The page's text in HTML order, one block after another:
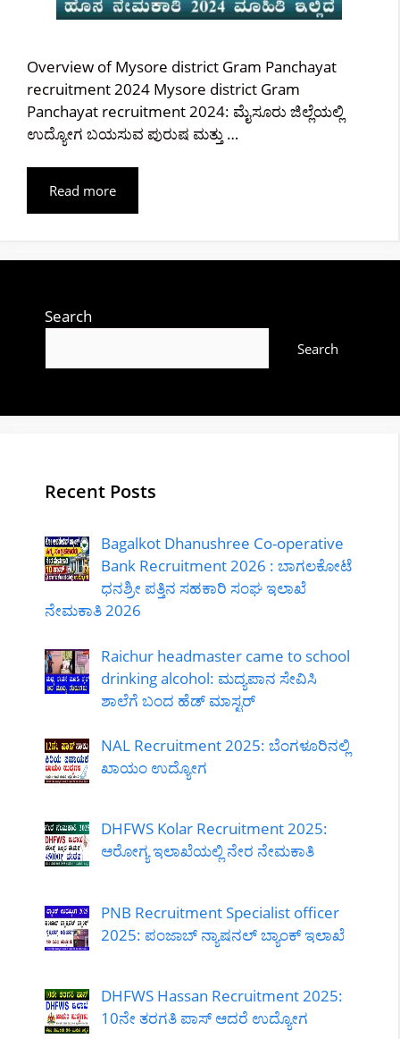
Overview of Mysore district Gram Panchayat
recruitment 2024 Mysore district Gram
Panchayat recruitment 2024: ಮೈಸೂರು ಜಿಲ್ಲೆಯಲ್ಲಿ
ಉದ್ಯೋಗ ಬಯಸುವ ಪುರುಷ ಮತ್ತು …
Read more
Search
Search
Recent Posts
Bagalkot Dhanushree Co-operative
Bank Recruitment 2026 : ಬಾಗಲಕೋಟೆ
ಧನಶ್ರೀ ಪತ್ತಿನ ಸಹಕಾರಿ ಸಂಘ ಇಲಾಖೆ
ನೇಮಕಾತಿ 2026
Raichur headmaster came to school
drinking alcohol: ಮದ್ಯಪಾನ ಸೇವಿಸಿ
ಶಾಲೆಗೆ ಬಂದ ಹೆಡ್ ಮಾಸ್ಟರ್
NAL Recruitment 2025: ಬೆಂಗಳೂರಿನಲ್ಲಿ
ಖಾಯಂ ಉದ್ಯೋಗ
DHFWS Kolar Recruitment 2025:
ಆರೋಗ್ಯ ಇಲಾಖೆಯಲ್ಲಿ ನೇರ ನೇಮಕಾತಿ
PNB Recruitment Specialist officer
2025: ಪಂಜಾಬ್ ನ್ಯಾಷನಲ್ ಬ್ಯಾಂಕ್ ಇಲಾಖೆ
DHFWS Hassan Recruitment 2025:
10ನೇ ತರಗತಿ ಪಾಸ್ ಆದರೆ ಉದ್ಯೋಗ